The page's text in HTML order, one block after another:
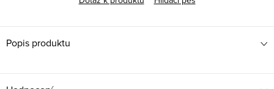
Popis produktu